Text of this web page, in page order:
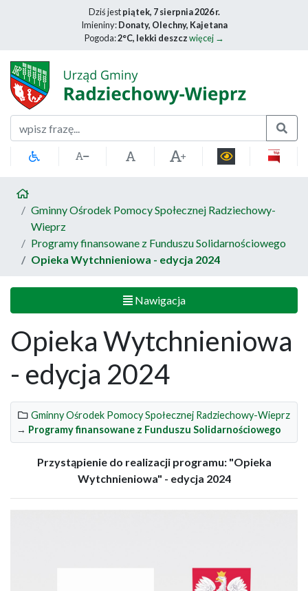
Dziś jestpiątek, 7 sierpnia 2026 r.
Imieniny:Donaty, Olechny, Kajetana
Pogoda:2°C, lekki deszczwięcej →
Szukaj
Gminny Ośrodek Pomocy Społecznej Radziechowy-
Wieprz
Programy finansowane z Funduszu Solidarnościowego
Opieka Wytchnieniowa - edycja 2024
Nawigacja
Opieka Wytchnieniowa
- edycja 2024
Gminny Ośrodek Pomocy Społecznej Radziechowy-Wieprz
→ Programy finansowane z Funduszu Solidarnościowego
Przystąpienie do realizacji programu: "Opieka
Wytchnieniowa" - edycja 2024